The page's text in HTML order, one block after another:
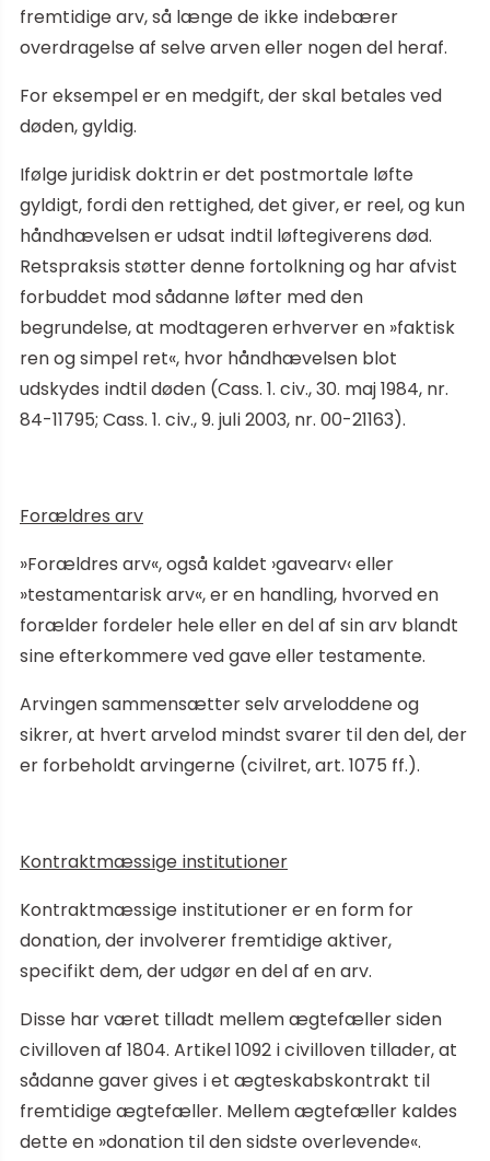
fremtidige arv, så længe de ikke indebærer
overdragelse af selve arven eller nogen del heraf.
For eksempel er en medgift, der skal betales ved
døden, gyldig.
Ifølge juridisk doktrin er det postmortale løfte
gyldigt, fordi den rettighed, det giver, er reel, og kun
håndhævelsen er udsat indtil løftegiverens død.
Retspraksis støtter denne fortolkning og har afvist
forbuddet mod sådanne løfter med den
begrundelse, at modtageren erhverver en »faktisk
ren og simpel ret«, hvor håndhævelsen blot
udskydes indtil døden (Cass. 1. civ., 30. maj 1984, nr.
84-11795; Cass. 1. civ., 9. juli 2003, nr. 00-21163).
Forældres arv
»Forældres arv«, også kaldet ›gavearv‹ eller
»testamentarisk arv«, er en handling, hvorved en
forælder fordeler hele eller en del af sin arv blandt
sine efterkommere ved gave eller testamente.
Arvingen sammensætter selv arveloddene og
sikrer, at hvert arvelod mindst svarer til den del, der
er forbeholdt arvingerne (civilret, art. 1075 ff.).
Kontraktmæssige institutioner
Kontraktmæssige institutioner er en form for
donation, der involverer fremtidige aktiver,
specifikt dem, der udgør en del af en arv.
Disse har været tilladt mellem ægtefæller siden
civilloven af 1804. Artikel 1092 i civilloven tillader, at
sådanne gaver gives i et ægteskabskontrakt til
fremtidige ægtefæller. Mellem ægtefæller kaldes
dette en »donation til den sidste overlevende«.